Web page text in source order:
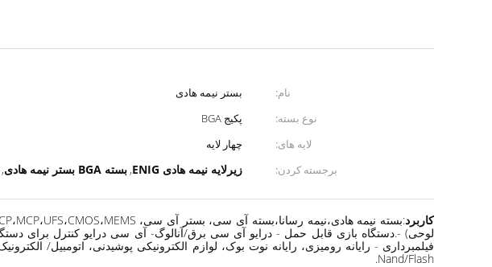
نام: بستر نیمه هادی
نوع بسته:
پکیج BGA
لایه های:
چهار لایه
برجسته کردن:
زیرلایه نیمه هادی ENIG , بسته BGA بستر نیمه هادی ,
کاربرد
Nand/Flash.